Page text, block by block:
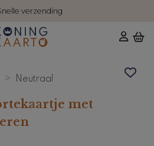
verzending
Neutraal
met